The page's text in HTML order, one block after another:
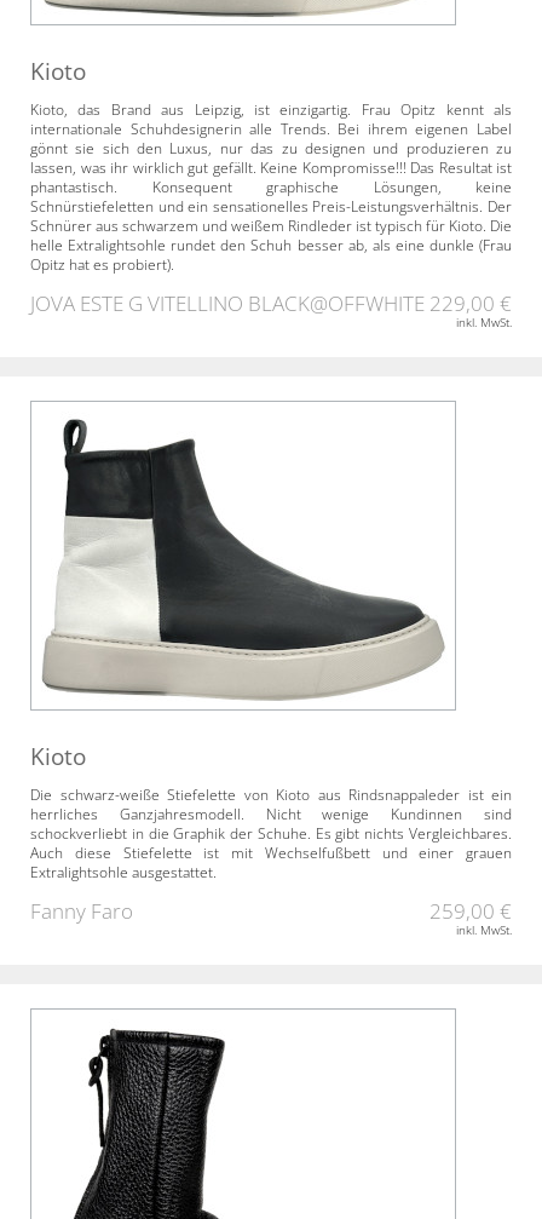
Kioto
Kioto, das Brand aus Leipzig, ist einzigartig. Frau Opitz kennt als
internationale Schuhdesignerin alle Trends. Bei ihrem eigenen Label
gönnt sie sich den Luxus, nur das zu designen und produzieren zu
lassen, was ihr wirklich gut gefällt. Keine Kompromisse!!! Das Resultat ist
phantastisch. Konsequent graphische Lösungen, keine
Schnürstiefeletten und ein sensationelles Preis-Leistungsverhältnis. Der
Schnürer aus schwarzem und weißem Rindleder ist typisch für Kioto. Die
helle Extralightsohle rundet den Schuh besser ab, als eine dunkle (Frau
Opitz hat es probiert).
JOVA ESTE G VITELLINO BLACK@OFFWHITE 229,00 €
inkl. MwSt.
Kioto
Die schwarz-weiße Stiefelette von Kioto aus Rindsnappaleder ist ein
herrliches Ganzjahresmodell. Nicht wenige Kundinnen sind
schockverliebt in die Graphik der Schuhe. Es gibt nichts Vergleichbares.
Auch diese Stiefelette ist mit Wechselfußbett und einer grauen
Extralightsohle ausgestattet.
Fanny Faro 259,00 €
inkl. MwSt.